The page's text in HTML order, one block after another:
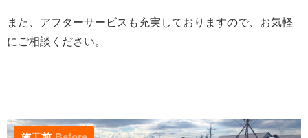
また、アフターサービスも充実しておりますので、お気軽
にご相談ください。